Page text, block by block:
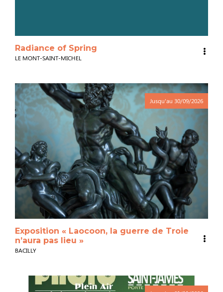
Radiance of Spring
LE MONT-SAINT-MICHEL
Jusqu'au 30/09/2026
Exposition « Laocoon, la guerre de Troie
n’aura pas lieu »
BACILLY